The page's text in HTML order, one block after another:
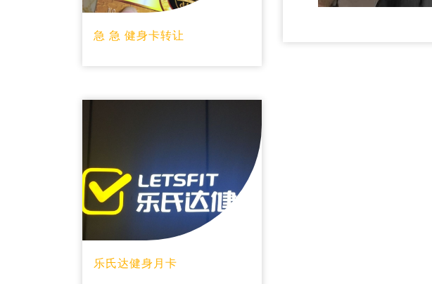
急 急 健身卡转让
乐氏达健身月卡